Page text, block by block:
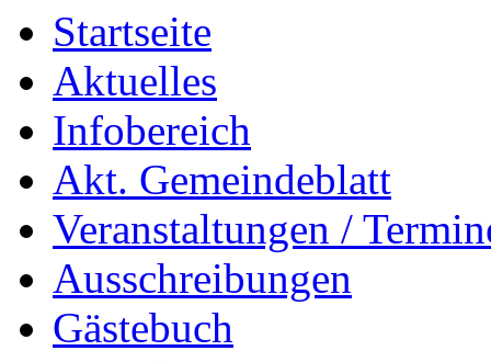
Startseite
Aktuelles
Infobereich
Akt. Gemeindeblatt
Veranstaltungen /
Ausschreibungen
Gästebuch